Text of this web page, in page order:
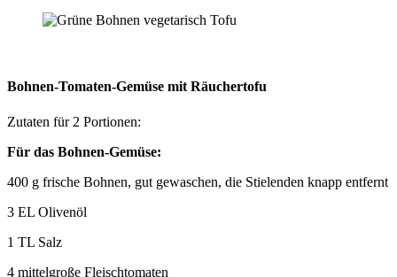
Bohnen-Tomaten-Gemüse mit Räuchertofu
Zutaten für 2 Portionen:
Für das Bohnen-Gemüse:
400 g frische Bohnen, gut gewaschen, die Stielenden knapp entfernt
3 EL Olivenöl
1 TL Salz
4 mittelgroße Fleischtomaten